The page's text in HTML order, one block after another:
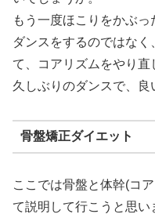
もう一度ほこりをかぶ
ダンスをするのではな
て、コアリズムをやり直
久しぶりのダンスで、良
骨盤矯正ダイエット
ここでは骨盤と体幹(コ
て説明して行こうと思い